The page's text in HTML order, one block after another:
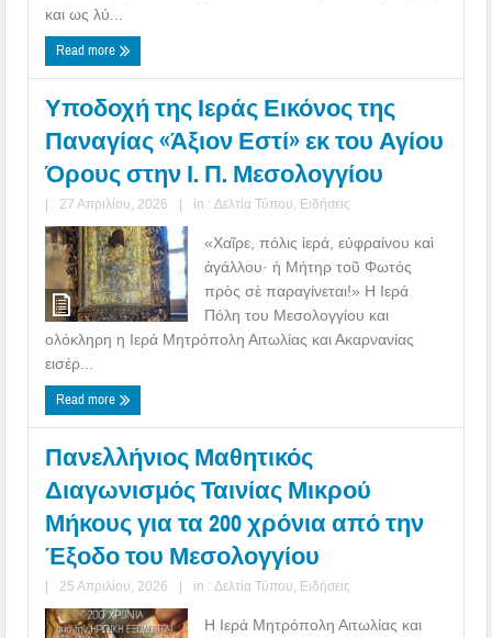
και ως λύ...
Read more
Υποδοχή της Ιεράς Εικόνος της
Παναγίας «Άξιον Εστί» εκ του Αγίου
Όρους στην Ι. Π. Μεσολογγίου
| 27 Απριλίου, 2026 | in : Δελτία Τύπου Ειδήσεις
«Χαῖρε, πόλις ἱερά, εὐφραίνου καὶ
ἀγάλλου· ἡ Μήτηρ τοῦ Φωτός
πρὸς σὲ παραγίνεται!» Η Ιερά
Πόλη του Μεσολογγίου και
ολόκληρη η Ιερά Μητρόπολη Αιτωλίας και Ακαρνανίας
εισέρ...
Read more
Πανελλήνιος Μαθητικός
Διαγωνισμός Ταινίας Μικρού
Μήκους για τα 200 χρόνια από την
Έξοδο του Μεσολογγίου
| 25 Απριλίου, 2026 | in : Δελτία Τύπου Ειδήσεις
Η Ιερά Μητρόπολη Αιτωλίας και